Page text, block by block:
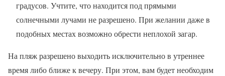
градусов. Учтите, что находится под прямыми
солнечными лучами не разрешено. При желании даже в
подобных местах возможно обрести неплохой загар.
На пляж разрешено выходить исключительно в утреннее
время либо ближе к вечеру. При этом, вам будет необходим